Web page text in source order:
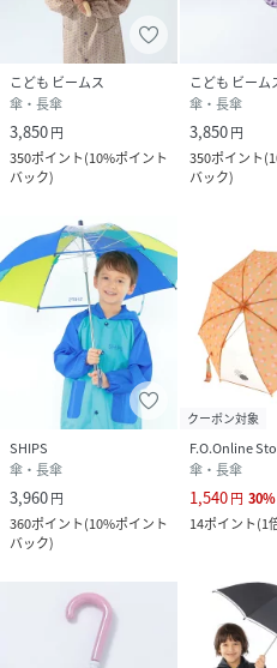
素材 ポリエステル
サイズ 40cm、45cm
品番
BY6447_55
55-66-0012-
こども ビームス
傘・長傘
3,850円
350ポイント(10%ポイント
バック)
こども ビーム
傘・長傘
3,850円
350ポイント(
バック)
SHIPS
傘・長傘
3,960円
360ポイント(10%ポイント
バック)
クーポン対象
F.O.Online
傘・長傘
1,540円 30%
14ポイント(1